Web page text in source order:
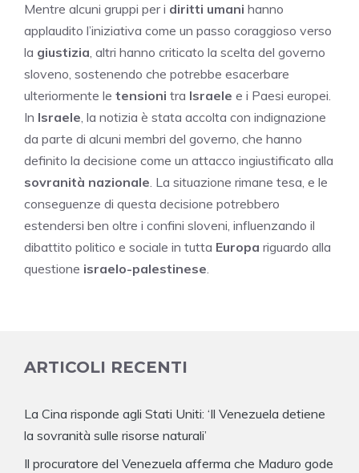
Mentre alcuni gruppi per i diritti umani hanno
applaudito l’iniziativa come un passo coraggioso verso
la giustizia, altri hanno criticato la scelta del governo
sloveno, sostenendo che potrebbe esacerbare
ulteriormente le tensioni tra Israele e i Paesi europei.
In Israele, la notizia è stata accolta con indignazione
da parte di alcuni membri del governo, che hanno
definito la decisione come un attacco ingiustificato alla
sovranità nazionale. La situazione rimane tesa, e le
conseguenze di questa decisione potrebbero
estendersi ben oltre i confini sloveni, influenzando il
dibattito politico e sociale in tutta Europa riguardo alla
questione israelo-palestinese.
ARTICOLI RECENTI
La Cina risponde agli Stati Uniti: ‘Il Venezuela detiene
la sovranità sulle risorse naturali’
Il procuratore del Venezuela afferma che Maduro gode